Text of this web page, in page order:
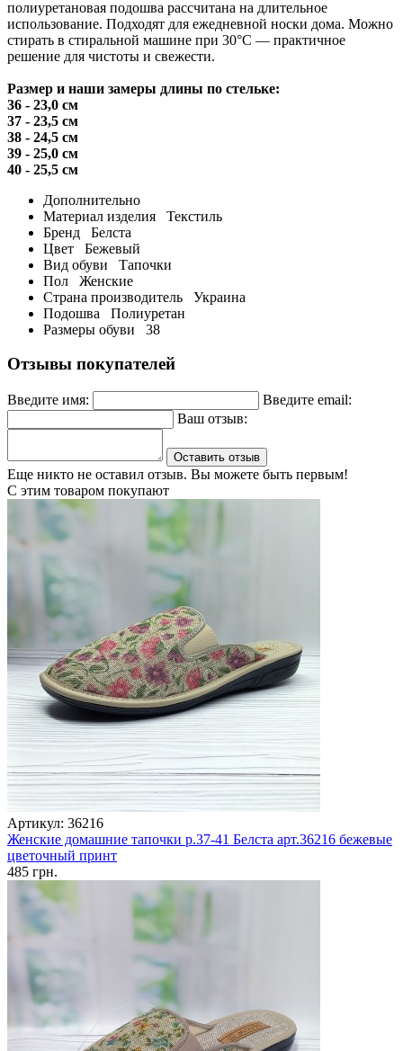
полиуретановая подошва рассчитана на длительное
использование. Подходят для ежедневной носки дома. Можно
стирать в стиральной машине при 30°C — практичное
решение для чистоты и свежести.
Размер и наши замеры длины по стельке:
36 - 23,0 см
37 - 23,5 см
38 - 24,5 см
39 - 25,0 см
40 - 25,5 см
Дополнительно
Материал изделия
Текстиль
Бренд
Белста
Цвет
Бежевый
Вид обуви
Тапочки
Пол
Женские
Страна производитель
Украина
Подошва
Полиуретан
Размеры обуви
38
Отзывы покупателей
Введите имя:
Введите email:
Ваш отзыв:
Оставить отзыв
Еще никто не оставил отзыв. Вы можете быть первым!
С этим товаром покупают
Артикул: 36216
Женские домашние тапочки р.37-41 Белста арт.36216 бежевые
цветочный принт
485 грн.